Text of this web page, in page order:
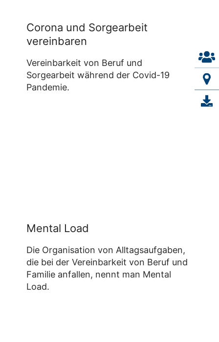
Corona und Sorgearbeit
vereinbaren
Vereinbarkeit von Beruf und
Sorgearbeit während der Covid-19
Pandemie.
Mental Load
Die Organisation von Alltagsaufgaben,
die bei der Vereinbarkeit von Beruf und
Familie anfallen, nennt man Mental
Load.